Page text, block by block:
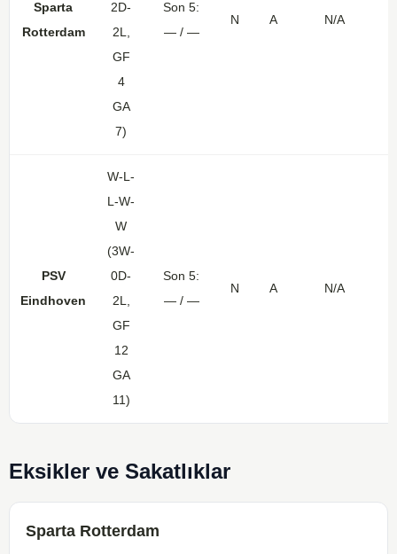
Sparta
Rotterdam
2D-
2L,
GF
4
GA
7)
Son 5:
— / —
N A N/A
PSV
Eindhoven
W-L-
L-W-
W
(3W-
0D-
2L,
GF
12
GA
11)
Son 5:
— / —
N A N/A
Eksikler ve Sakatlıklar
Sparta Rotterdam